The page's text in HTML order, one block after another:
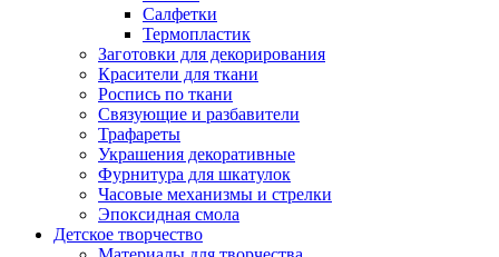
Салфетки
Термопластик
Заготовки для декорирования
Красители для ткани
Роспись по ткани
Связующие и разбавители
Трафареты
Украшения декоративные
Фурнитура для шкатулок
Часовые механизмы и стрелки
Эпоксидная смола
Детское творчество